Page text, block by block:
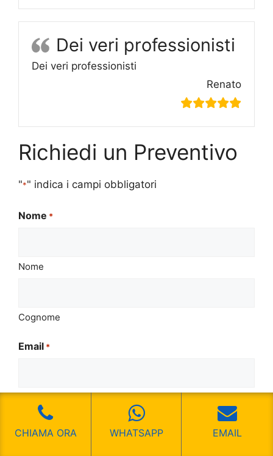
Dei veri professionisti
Dei veri professionisti
Renato
Richiedi un Preventivo
"*" indica i campi obbligatori
Nome *
Nome
Cognome
Email *
Telefono
CHIAMA ORA WHATSAPP EMAIL